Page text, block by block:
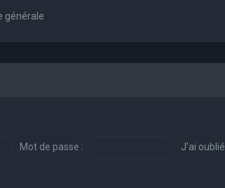
générale
Mot de passe : J’ai